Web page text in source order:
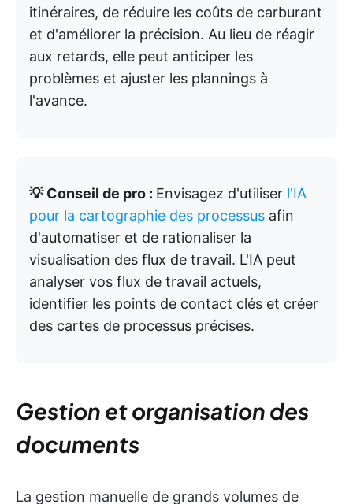
itinéraires, de réduire les coûts de carburant
et d'améliorer la précision. Au lieu de réagir
aux retards, elle peut anticiper les
problèmes et ajuster les plannings à
l'avance.
💡 Conseil de pro : Envisagez d'utiliser l'IA
pour la cartographie des processus afin
d'automatiser et de rationaliser la
visualisation des flux de travail. L'IA peut
analyser vos flux de travail actuels,
identifier les points de contact clés et créer
des cartes de processus précises.
Gestion et organisation des
documents
La gestion manuelle de grands volumes de